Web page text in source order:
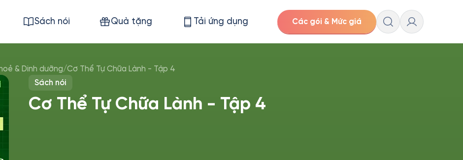
Sách nói Quà tặng Tải ứng dụng Các gói & Mức giá
& Dinh dưỡng/Cơ Thể Tự Chữa Lành - Tập 4
Sách nói
Cơ Thể Tự Chữa Lành - Tập 4